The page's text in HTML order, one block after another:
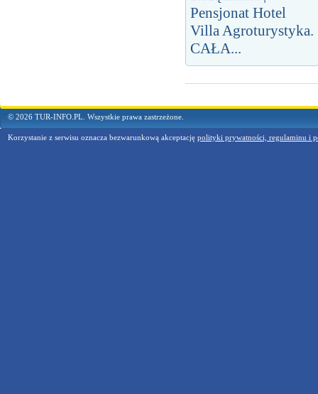
Pensjonat Hotel
Villa Agroturystyka.
CAŁA...
© 2026 TUR-INFO.PL. Wszystkie prawa zastrzeżone.
Korzystanie z serwisu oznacza bezwarunkową akceptację polityki prywatności, regulaminu i